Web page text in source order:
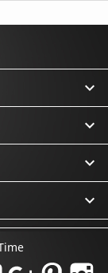



